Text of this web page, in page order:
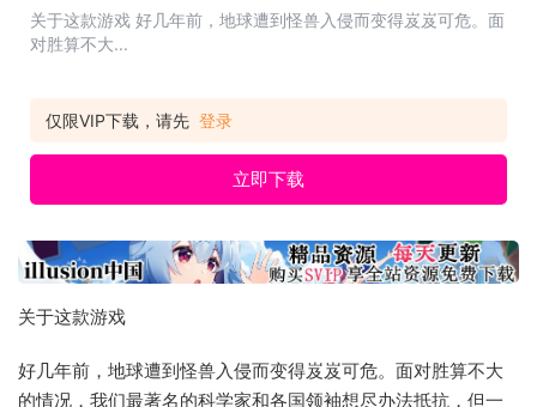
关于这款游戏 好几年前，地球遭到怪兽入侵而变得岌岌可危。面
对胜算不大...
仅限VIP下载，请先 登录
立即下载
关于这款游戏
好几年前，地球遭到怪兽入侵而变得岌岌可危。面对胜算不大
的情况，我们最著名的科学家和各国领袖想尽办法抵抗，但一